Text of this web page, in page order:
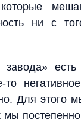
ни с
завода»
то
Для этого